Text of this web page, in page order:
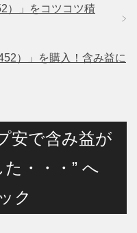
）」をコツコツ積
）」を購入！含み益に
安で含み益が
・・・” へ
ク